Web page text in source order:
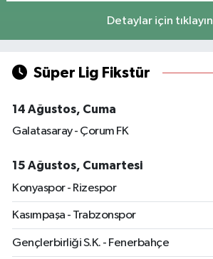
Detaylar için tıklayın
Süper Lig Fikstür
14 Ağustos, Cuma
Galatasaray - Çorum FK
15 Ağustos, Cumartesi
Konyaspor - Rizespor
Kasımpaşa - Trabzonspor
Gençlerbirliği S.K. - Fenerbahçe